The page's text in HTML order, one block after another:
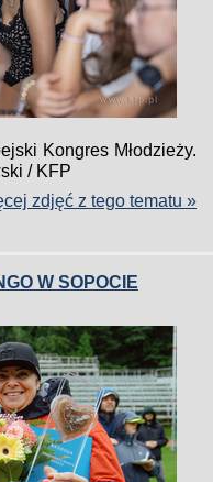
Kongres Młodzieży.
/ KFP
zdjęć z tego tematu »
W SOPOCIE